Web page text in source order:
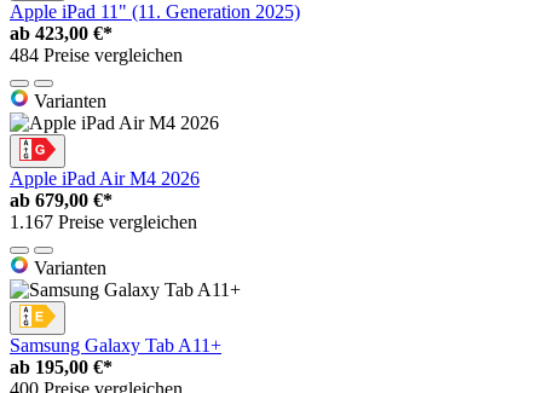
Apple iPad 11" (11. Generation 2025)
ab 423,00 €*
484 Preise vergleichen
Varianten
Apple iPad Air M4 2026
ab 679,00 €*
1.167 Preise vergleichen
Varianten
Samsung Galaxy Tab A11+
ab 195,00 €*